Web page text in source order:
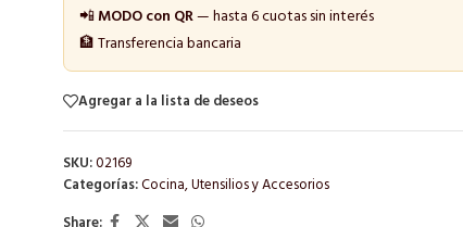
📲MODO con QR— hasta 6 cuotas sin interés
🏦 Transferencia bancaria
Agregar a la lista de deseos
SKU:02169
Categorías:Cocina,Utensilios y Accesorios